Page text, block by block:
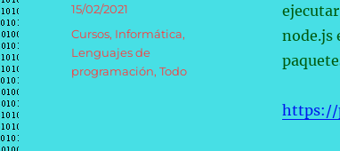
node.js
https://
Publicado
el
15/02/2021
Categorías
Cursos, Informática,
Lenguajes de
programación,Todo